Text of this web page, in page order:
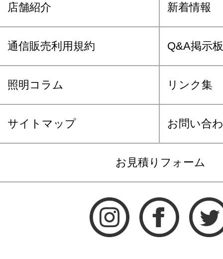
店舗紹介 新着情報
通信販売利用規約 Q&A掲示板
照明コラム リンク集
サイトマップ お問い合
お見積りフォーム